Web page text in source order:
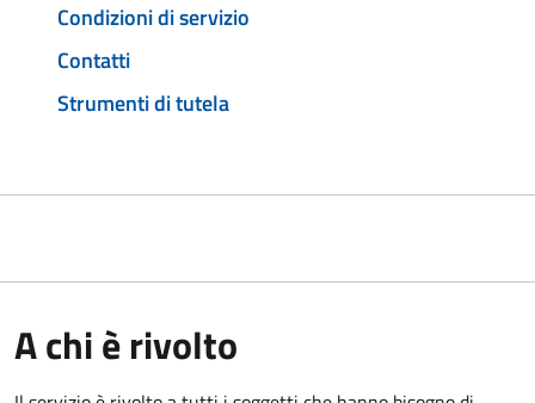
Condizioni di servizio
Contatti
Strumenti di tutela
A chi è rivolto